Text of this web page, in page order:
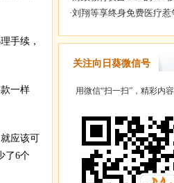
手续，
一样
应该可
了6个
关注向日葵微信号
用微信“扫一扫”，精彩内